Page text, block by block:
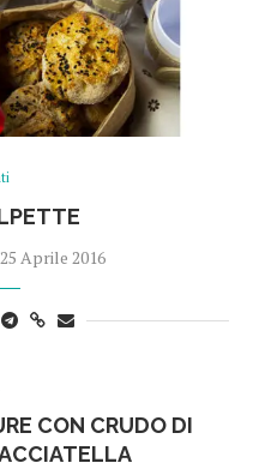
25 Aprile 2016
CON CRUDO DI